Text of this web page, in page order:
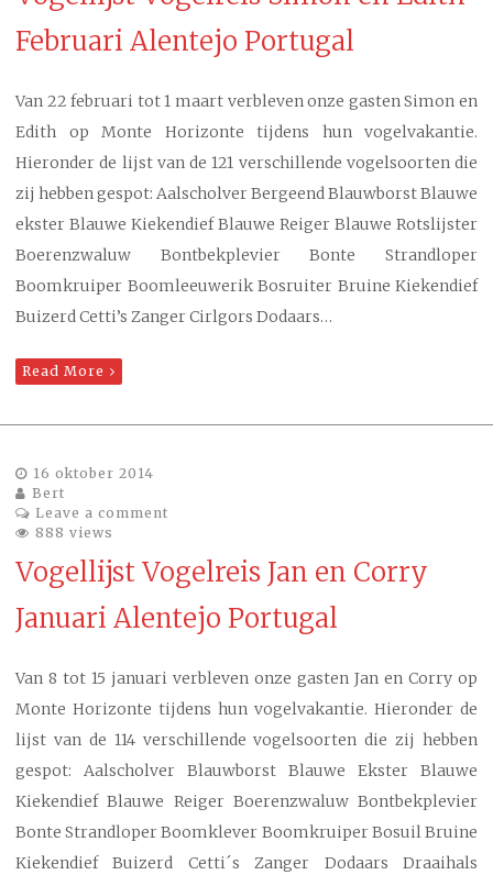
Februari Alentejo Portugal
Van 22 februari tot 1 maart verbleven onze gasten Simon en
Edith op Monte Horizonte tijdens hun vogelvakantie.
Hieronder de lijst van de 121 verschillende vogelsoorten die
zij hebben gespot: Aalscholver Bergeend Blauwborst Blauwe
ekster Blauwe Kiekendief Blauwe Reiger Blauwe Rotslijster
Boerenzwaluw Bontbekplevier Bonte Strandloper
Boomkruiper Boomleeuwerik Bosruiter Bruine Kiekendief
Buizerd Cetti’s Zanger Cirlgors Dodaars…
Read More
16 oktober 2014
Bert
Leave a comment
888 views
Vogellijst Vogelreis Jan en Corry
Januari Alentejo Portugal
Van 8 tot 15 januari verbleven onze gasten Jan en Corry op
Monte Horizonte tijdens hun vogelvakantie. Hieronder de
lijst van de 114 verschillende vogelsoorten die zij hebben
gespot: Aalscholver Blauwborst Blauwe Ekster Blauwe
Kiekendief Blauwe Reiger Boerenzwaluw Bontbekplevier
Bonte Strandloper Boomklever Boomkruiper Bosuil Bruine
Kiekendief Buizerd Cetti´s Zanger Dodaars Draaihals